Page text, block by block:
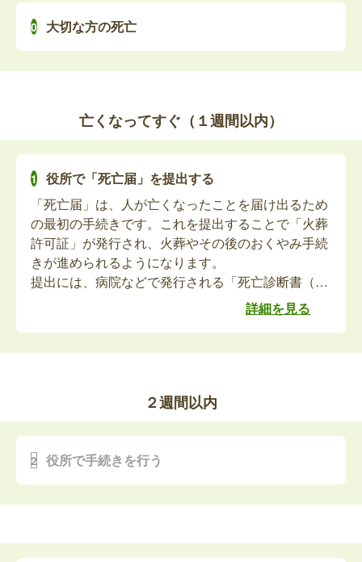
は、改めて同届を提出する必要はありません。※電
話受付可。お電話でご郵送先をお伺いします。
福祉手帳または愛の手帳（療育手帳）をお持ちだっ
た場合、死亡日をもって喪失となります。
害者手当請求書
亡くなられた方が特別障害者手当を受給していた場
合、死亡月をもって受給資格が喪失となります。未
払い分の手当があれば請求の手続きが必要です。対
象者によって必要書類が変わりますのでお問い合わ
せください。【郵送可】
障害児福祉手当の資格喪失届・未支払障害児
福祉手当請求書
亡くなられた方が障害児福祉手当を受給していた場
合、死亡月をもって受給資格が喪失となります。未
重度心身障害者受給者死亡届・未支払重度心
身障害者請求書
亡くなられた方が重度心身障害者手当を受給してい
大切な方の死亡
亡くなってすぐ（１週間以内）
役所で「死亡届」を提出する
「死亡届」は、人が亡くなったことを届け出るため
の最初の手続きです。これを提出することで「火葬
許可証」が発行され、火葬やその後のおくやみ手続
きが進められるようになります。
提出には、病院などで発行される「死亡診断書（死
体検案書）」をもって、故人の死亡を知った日を含
めて7日以内に提出する必要があります。
が多く、ご家族が役所に出向くことは少なくなって
ただし、死亡届が提出されていないと火葬許可証が
発行されず、手続きも滞ってしまうため、葬儀社に
任せる場合も、提出状況を必ず確認しましょう。
葬儀の期間中に行う手続きは、基本的にこの「死亡
詳細を見る
２週間以内
役所で手続きを行う